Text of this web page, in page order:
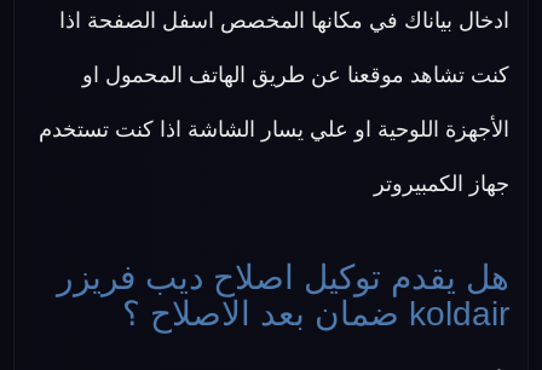
ادخال بياناك في مكانها المخصص اسفل الصفحة اذا
كنت تشاهد موقعنا عن طريق الهاتف المحمول او
الأجهزة اللوحية او علي يسار الشاشة اذا كنت تستخدم
جهاز الكمبيروتر
هل يقدم توكيل اصلاح ديب فريزر
koldair ضمان بعد الاصلاح ؟